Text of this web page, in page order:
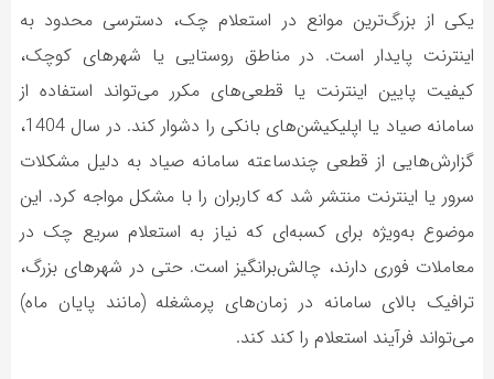
یکی از بزرگ‌ترین موانع در استعلام چک، دسترسی محدود به
اینترنت پایدار است. در مناطق روستایی یا شهرهای کوچک،
کیفیت پایین اینترنت یا قطعی‌های مکرر می‌تواند استفاده از
سامانه صیاد یا اپلیکیشن‌های بانکی را دشوار کند. در سال 1404،
گزارش‌هایی از قطعی چندساعته سامانه صیاد به دلیل مشکلات
سرور یا اینترنت منتشر شد که کاربران را با مشکل مواجه کرد. این
موضوع به‌ویژه برای کسبه‌ای که نیاز به استعلام سریع چک در
معاملات فوری دارند، چالش‌برانگیز است. حتی در شهرهای بزرگ،
ترافیک بالای سامانه در زمان‌های پرمشغله (مانند پایان ماه)
می‌تواند فرآیند استعلام را کند کند.